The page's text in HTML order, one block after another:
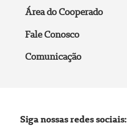
Área do Cooperado
Fale Conosco
Comunicação
Siga nossas redes sociais: